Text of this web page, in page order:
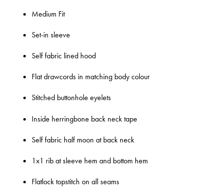
Medium Fit
Set-in sleeve
Self fabric lined hood
Flat drawcords in matching body colour
Stitched buttonhole eyelets
Inside herringbone back neck tape
Self fabric half moon at back neck
1x1 rib at sleeve hem and bottom hem
Flatlock topstitch on all seams